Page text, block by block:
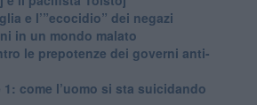
e l’”ecocidio” dei negazi
in un mondo malato
le prepotenze dei governi anti-
come l’uomo si sta suicidando